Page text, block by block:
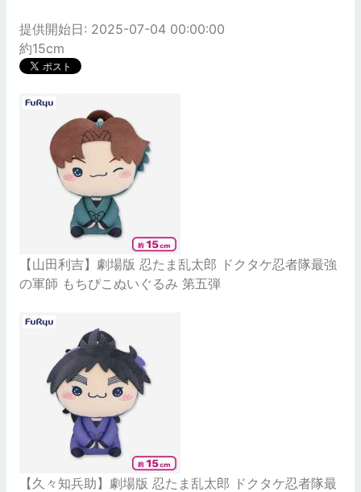
提供開始日: 2025-07-04 00:00:00
約15cm
【山田利吉】劇場版 忍たま乱太郎 ドクタケ忍者隊最強
の軍師 もちぴこぬいぐるみ 第五弾
【久々知兵助】劇場版 忍たま乱太郎 ドクタケ忍者隊最